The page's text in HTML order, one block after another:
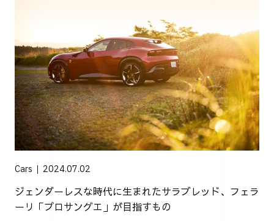
Cars 2024.07.02
ジェンダーレスな時代に生まれたサラブレッド、フェラ
ーリ「プロサングエ」が目指すもの